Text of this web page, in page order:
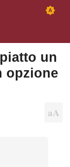
un
opzione